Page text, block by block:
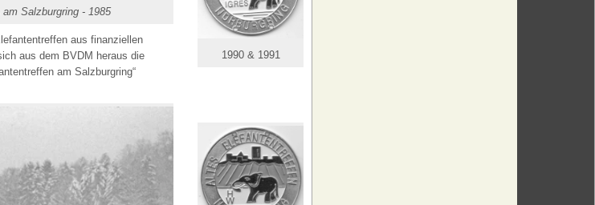
Salzburgring - 1985
aus finanziellen
aus dem BVDM heraus die
am Salzburgring“
1990 & 1991